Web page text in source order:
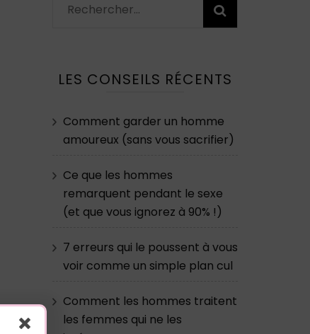
Rechercher :
LES CONSEILS RÉCENTS
Comment garder un homme
amoureux (sans vous sacrifier)
Ce que les hommes
remarquent pendant le sexe
(et que vous ignorez à 90% !)
7 erreurs qui le poussent à vous
voir comme un simple plan cul
Comment les hommes traitent
les femmes qui ne les